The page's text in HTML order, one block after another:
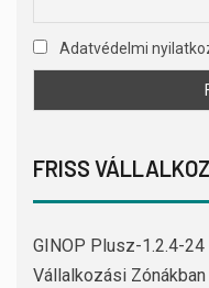
Adatvédelmi
FRISS
GINOP Plusz-1.2.4-
Vállalkozási